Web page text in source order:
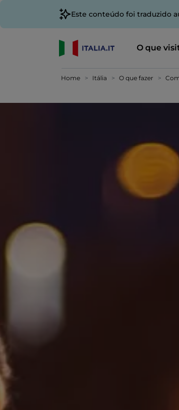
Este conteúdo foi traduzido
O que
Home Itália O que fazer